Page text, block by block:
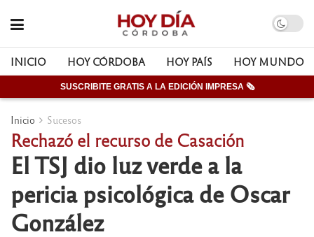
INICIO HOY CÓRDOBA HOY PAÍS HOY MUNDO
SUSCRIBITE GRATIS A LA EDICIÓN IMPRESA 🗞
Inicio Sucesos
Rechazó el recurso de Casación
El TSJ dio luz verde a la
pericia psicológica de Oscar
González